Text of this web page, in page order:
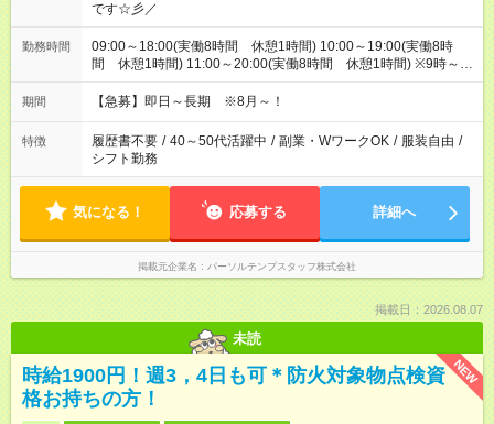
です☆彡／
勤務時間
09:00～18:00(実働8時間 休憩1時間) 10:00～19:00(実働8時
間 休憩1時間) 11:00～20:00(実働8時間 休憩1時間) ※9時～
23時の間で1日8時間勤務にて調整！週により変動もOKです
期間 【急募】即日～長期 ※8月～！
特徴 履歴書不要 / 40～50代活躍中 / 副業・WワークOK / 服装自由 /
シフト勤務
気になる！ 応募する 詳細へ
掲載元企業名 パーソルテンプスタッフ株式会社
掲載日：2026.08.07
未読
NEW
時給1900円！週3，4日も可＊防火対象物点検資
格お持ちの方！